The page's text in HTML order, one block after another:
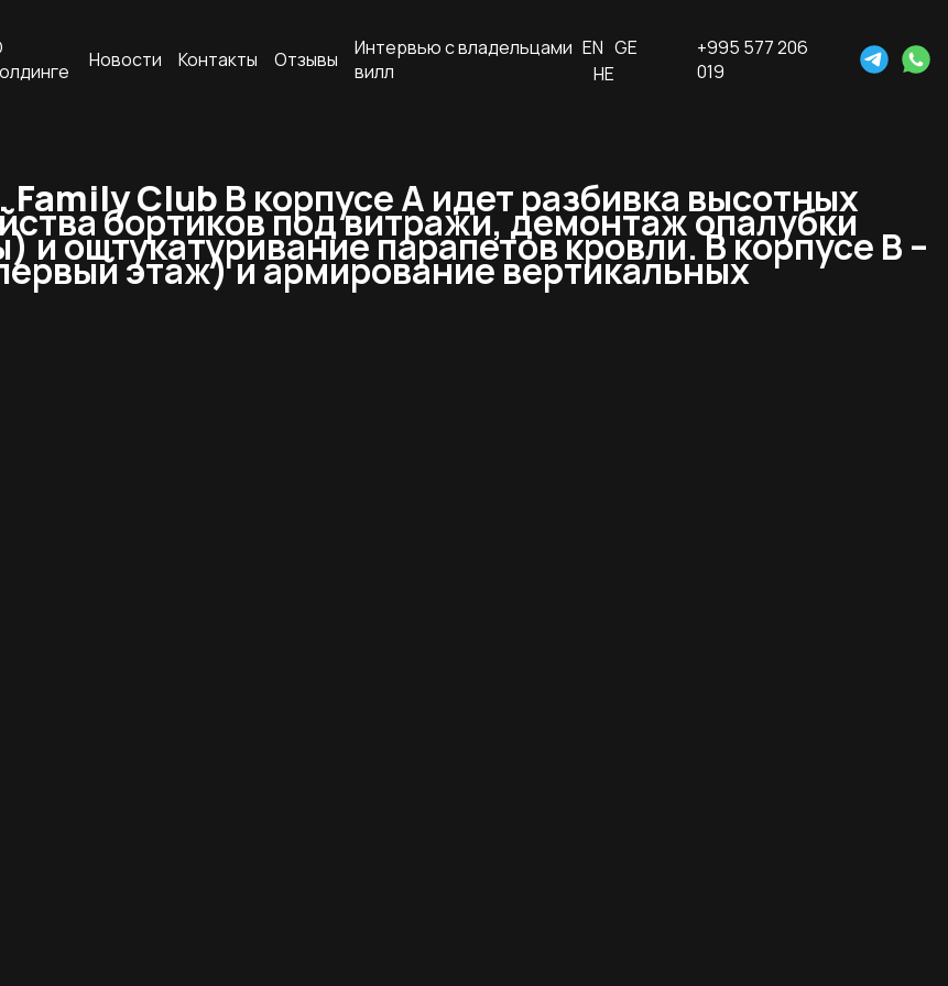
Новости Контакты Отзывы
Интервью с владельцами
вилл
EN GE
HE
+995 577 206
019
Family Club В корпусе А идет разбивка высотных
бортиков под витражи, демонтаж опалубки
оштукатуривание парапетов кровли. В корпусе В –
этаж) и армирование вертикальных